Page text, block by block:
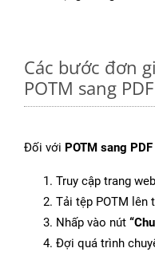
Các bước đơn
POTM sang
Đối với POTM sang PDF
Truy cập trang web
Tải tệp POTM lên
Nhấp vào nút
Đợi quá trình